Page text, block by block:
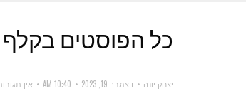
כל הפוסטים בקלף
יצחק יונה דצמבר 19, 2023 10:40 AM אין